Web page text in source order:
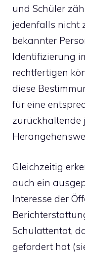
und Schüler
jedenfalls nicht
bekannter
Identifizierung
rechtfertigen
diese
für eine
zurückhaltende
Gleichzeitig
auch ein
Interesse der
Schulattentat,
gefordert hat